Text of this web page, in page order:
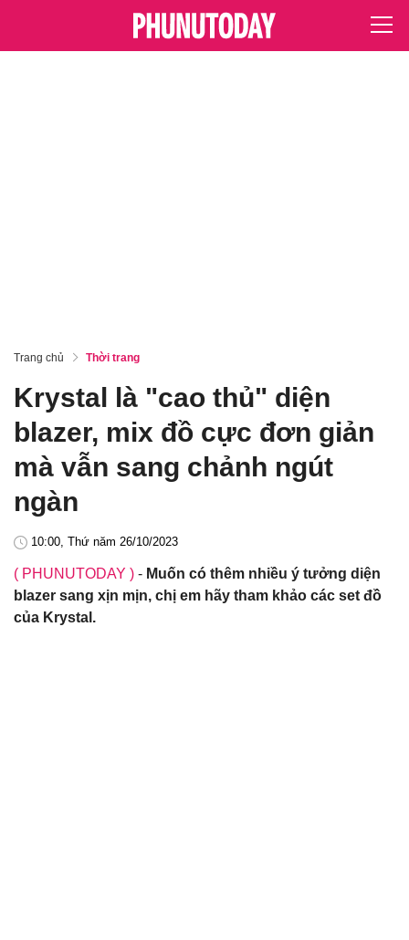
Trang chủ Thời trang
Krystal là "cao thủ" diện
blazer, mix đồ cực đơn giản
mà vẫn sang chảnh ngút
ngàn
10:00, Thứ năm 26/10/2023
( PHUNUTODAY ) - Muốn có thêm nhiều ý tưởng diện
blazer sang xịn mịn, chị em hãy tham khảo các set đồ
của Krystal.